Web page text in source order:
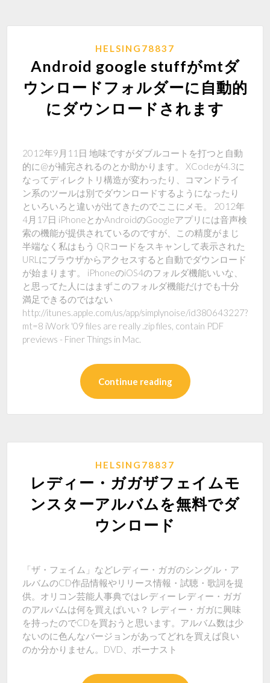
HELSING78837
Android google stuffがmtダ
ウンロードフォルダーに自動的
にダウンロードされます
2012年9月11日 地味ですがダブルコートを打つと自動
的に@が補完されるのとか助かります。 XCodeが4.3に
なってディレクトリ構造が変わったり、コマンドライ
ン系のツールは別でダウンロードするようになったり
といろいろと違いが出てきたのでここにメモ。 2012年
4月17日 iPhoneとかAndroidのGoogleアプリには音声検
索の機能が提供されているのですが、この精度がまじ
半端なく私はもう QRコードをスキャンして表示された
URLにブラウザからアクセスすると自動でダウンロード
が始まります。 iPhoneのiOS4のフォルダ機能いいな、
と思ってた人にはまずこのフォルダ機能だけでも十分
満足できるのではない
http://itunes.apple.com/us/app/simplynoise/id380643227?
mt=8 iWork '09 files are really .zip files, contain PDF
previews - Finer Things in Mac.
Continue reading
HELSING78837
レディー・ガガザフェイムモ
ンスターアルバムを無料でダ
ウンロード
「ザ・フェイム」などレディー・ガガのシングル・ア
ルバムのCD作品情報やリリース情報・試聴・歌詞を提
供。オリコン芸能人事典ではレディー レディー・ガガ
のアルバムは何を買えばいい？ レディー・ガガに興味
を持ったのでCDを買おうと思います。アルバム数は少
ないのに色んなバージョンがあってどれを買えば良い
のか分かりません。DVD、ボーナスト